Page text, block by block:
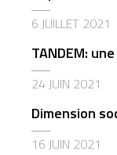
6 JUILLET 2021
TANDEM:
24 JUIN 2021
Dimension
16 JUIN 2021